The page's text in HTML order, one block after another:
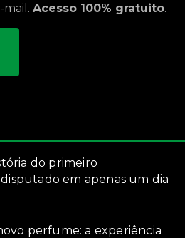
Acesso 100% gratuito.
do primeiro
em apenas um dia
perfume: a experiência